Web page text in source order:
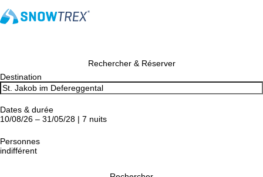
Rechercher & Réserver
Destination
Dates & durée
10/08/26 – 31/05/28 | 7 nuits
Personnes
indifférent